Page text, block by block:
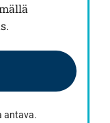
antava.